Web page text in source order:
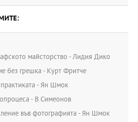
майсторство - Лидия Дико
без грешка - Курт Фритче
- Ян Шмок
- В.Симеонов
във фотографията - Ян Шмок